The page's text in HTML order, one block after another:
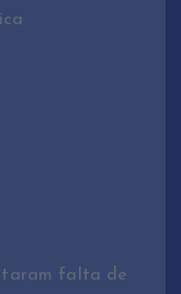
falta de